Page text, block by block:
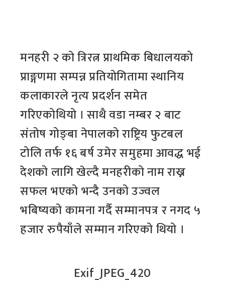
मनहरी २ को त्रिरत्न प्राथमिक बिधालयको
प्राङ्गणमा सम्पन्न प्रतियोगितामा स्थानिय
कलाकारले नृत्य प्रदर्शन समेत
गरिएकोथियो । साथै वडा नम्बर २ बाट
संतोष गोङ्बा नेपालको राष्ट्रिय फुटबल
टोलि तर्फ १६ बर्ष उमेर समुहमा आवद्ध भई
देशको लागि खेल्दै मनहरीको नाम राख्न
सफल भएको भन्दै उनको उज्वल
भबिष्यको कामना गर्दै सम्मानपत्र र नगद ५
हजार रुपैयाँले सम्मान गरिएको थियो ।
Exif_JPEG_420